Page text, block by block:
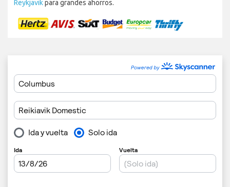
Reykjavikpara grandes ahorros.